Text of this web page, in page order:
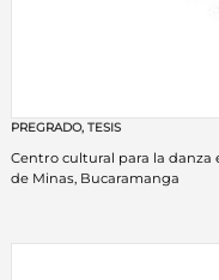
PREGRADO, TESIS
Centro cultural para la danza
de Minas, Bucaramanga